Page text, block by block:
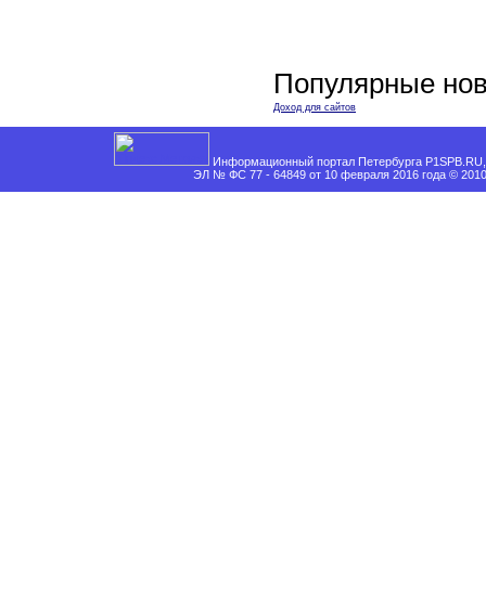
Популярные
Доход для сайтов
Информационный портал Петербурга
ЭЛ № ФС 77 - 64849 от 10 февраля 2016 года ©